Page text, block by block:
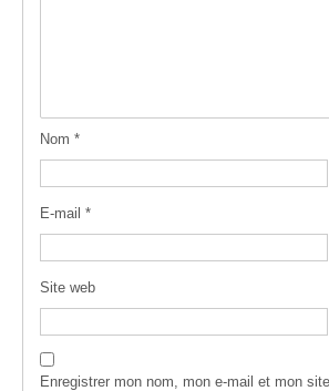
Nom *
E-mail *
Site web
Enregistrer mon nom, mon e-mail et mon